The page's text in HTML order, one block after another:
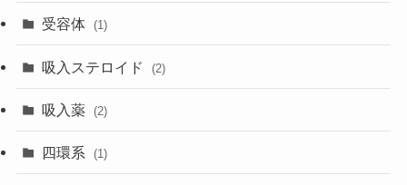
受容体 (1)
吸入ステロイド (2)
吸入薬 (2)
四環系 (1)